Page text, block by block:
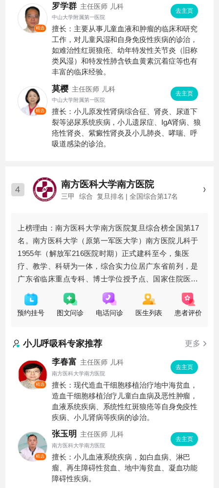
关技术操作，如肾穿刺活检术，腹膜透析、血
液透析等肾替代治疗方案。
精选
罗学群 主任医师 儿科
中山大学附属第一医院
去主页
擅长：主要从事儿童血液和肿瘤的临床和研究
工作，对儿童风湿和自身免疫性疾病的诊治，
如难治性红斑狼疮、幼年特发性关节炎（旧称
类风湿）和特发性肺含铁血黄素沉着症等也有
丰富的临床经验。
精选
莫樱 主任医师 儿科
中山大学附属第一医院
去主页
擅长：小儿原发性肾病综合征、肾炎、尿道下
裂等泌尿系统疾病，小儿遗尿症、IgA肾病、狼
疮性肾炎、紫癜性肾炎及小儿肺炎、哮喘、呼
吸道感染的诊治。
4 南方医科大学南方医院
三甲 综合 复旦排名 | 全国综合第17名
上榜理由：南方医科大学南方医院复旦综合榜全国第17
名。南方医科大学（原第一军医大学）南方医院儿科于
1955年（解放军216医院时期）正式建科至今，集医
疗、教学、科研为一体，综合实力位居广东省前列，是
广东省临床重点专科、博士学位授予点、国家住院医师
规范化培训基地。设有儿童肾脏亚专科、儿童血液亚专
科、儿童风湿免疫亚专
预约挂号 图文问诊 电话问诊 医生列表 患者评价
小儿呼吸科专家推荐 更多
精选
李春富 主任医师 儿科
南方医科大学南方医院
去主页
擅长：现代造血干细胞移植治疗地中海贫血，
造血干细胞移植治疗儿童白血病及恶性肿瘤，
血液系统疾病、系统性红斑狼疮等自身免疫性
疾病、小儿肾病等疾病的诊治。
精选
张玉明 主任医师 儿科
南方医科大学南方医院
去主页
擅长：小儿血液系统疾病，如白血病、淋巴
瘤、再生障碍性贫血、地中海贫血、凝血功能
障碍性疾病。